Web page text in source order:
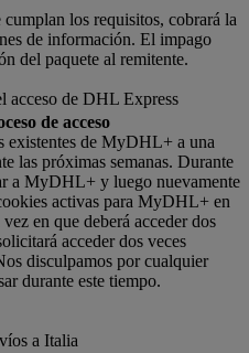
los requisitos, cobrará la
de información. El impago
del paquete al remitente.
acceso de DHL Express
de acceso
existentes de MyDHL+ a una
las próximas semanas. Durante
a MyDHL+ y luego nuevamente
activas para MyDHL+ en
en que deberá acceder dos
acceder dos veces
disculpamos por cualquier
durante este tiempo.
a Italia